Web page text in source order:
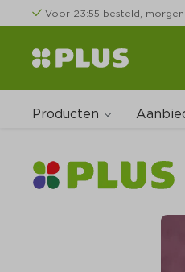
Voor 23:55 besteld, morgen
Producten